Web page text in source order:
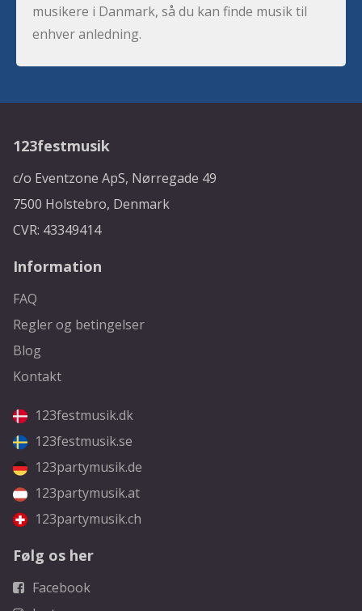
musikere i Danmark, så du kan finde musik til
enhver anledning.
123festmusik
c/o Eventzone ApS, Nørregade 49
7500 Holstebro, Denmark
CVR: 43349414
Information
FAQ
Regler og betingelser
Blog
Kontakt
123festmusik.dk
123festmusik.se
123partymusik.de
123partymusik.at
123partymusik.ch
Følg os her
Facebook